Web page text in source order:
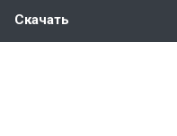
Скачать